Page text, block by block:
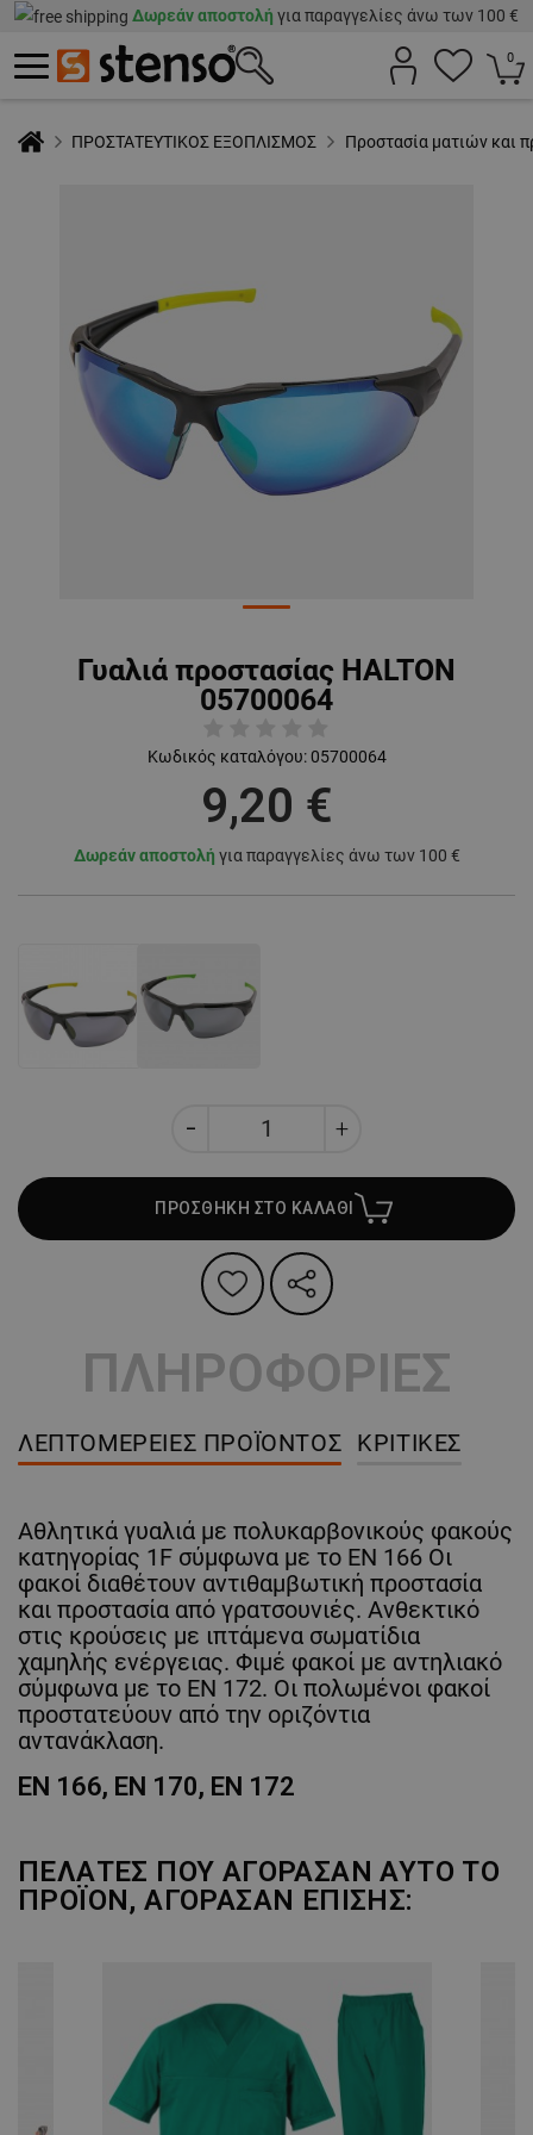
Δωρεάν αποστολή για παραγγελίες άνω των 100 €
0
ΠΡΟΣΤΑΤΕΥΤΙΚΟΣ ΕΞΟΠΛΙΣΜΟΣ Προστασία ματιών και
Γυαλιά προστασίας HALTON
05700064
Κωδικός καταλόγου: 05700064
9,20 €
Δωρεάν αποστολή για παραγγελίες άνω των 100 €
ΠΡΟΣΘΗΚΗ ΣΤΟ ΚΑΛΑΘΙ
ΠΛΗΡΟΦΟΡΙΕΣ
ΛΕΠΤΟΜΈΡΕΙΕΣ ΠΡΟΪΌΝΤΟΣ ΚΡΙΤΙΚΈΣ
Αθλητικά γυαλιά με πολυκαρβονικούς φακούς
κατηγορίας 1F σύμφωνα με το EN 166 Οι
φακοί διαθέτουν αντιθαμβωτική προστασία
και προστασία από γρατσουνιές. Ανθεκτικό
στις κρούσεις με ιπτάμενα σωματίδια
χαμηλής ενέργειας. Φιμέ φακοί με αντηλιακό
σύμφωνα με το EN 172. Οι πολωμένοι φακοί
προστατεύουν από την οριζόντια
αντανάκλαση.
EN 166, EN 170, EN 172
ΠΕΛΆΤΕΣ ΠΟΥ ΑΓΌΡΑΣΑΝ ΑΥΤΌ ΤΟ
ΠΡΟΪΌΝ, ΑΓΌΡΑΣΑΝ ΕΠΊΣΗΣ: